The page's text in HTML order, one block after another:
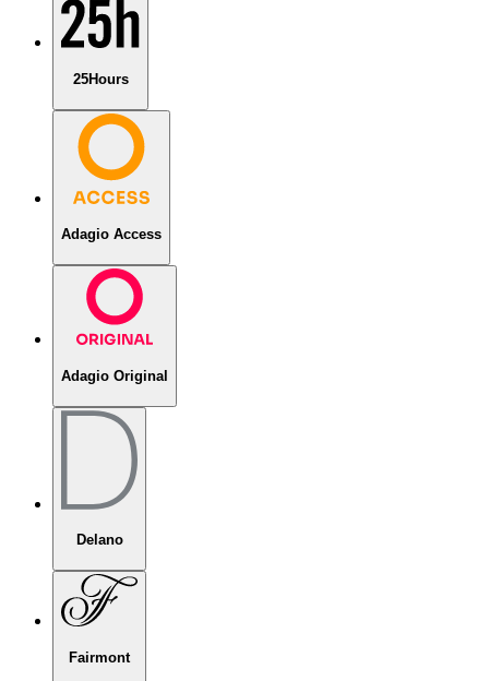
25Hours
Adagio Access
Adagio Original
Delano
Fairmont